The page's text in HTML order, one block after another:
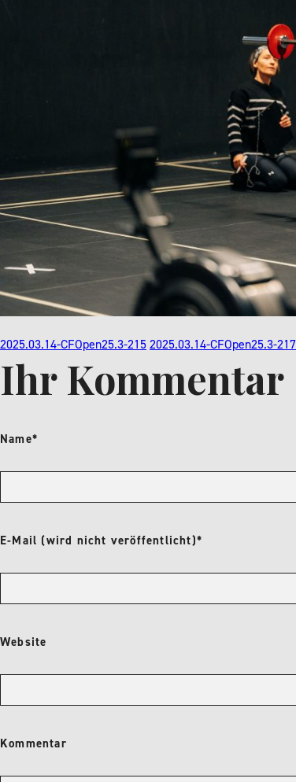
2025.03.14-CFOpen25.3-2152025.03.14-CFOpen25.3-217
Ihr Kommentar
Name*
E-Mail (wird nicht veröffentlicht)*
Website
Kommentar